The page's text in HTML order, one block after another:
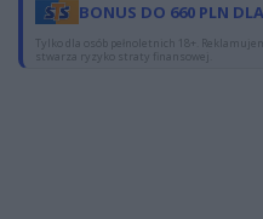
BONUS DO 660 PLN
Tylko dla osób pełnoletnich 18+.
stwarza ryzyko straty finansowej.